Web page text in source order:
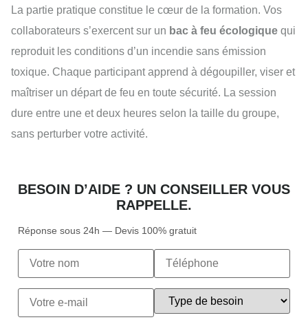
La partie pratique constitue le cœur de la formation. Vos
collaborateurs s’exercent sur un bac à feu écologique qui
reproduit les conditions d’un incendie sans émission
toxique. Chaque participant apprend à dégoupiller, viser et
maîtriser un départ de feu en toute sécurité. La session
dure entre une et deux heures selon la taille du groupe,
sans perturber votre activité.
BESOIN D’AIDE ? UN CONSEILLER VOUS
RAPPELLE.
Réponse sous 24h — Devis 100% gratuit